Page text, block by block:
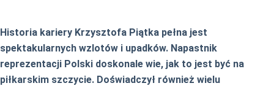
Historia kariery Krzysztofa Piątka pełna jest
spektakularnych wzlotów i upadków. Napastnik
reprezentacji Polski doskonale wie, jak to jest być na
piłkarskim szczycie. Doświadczył również wielu